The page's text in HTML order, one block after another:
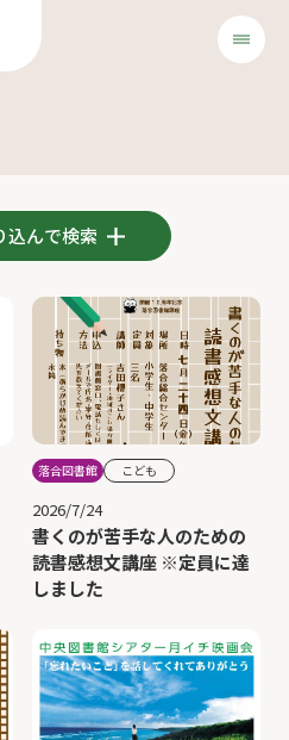
込んで検索
落合図書館 こども
2026/7/24
書くのが苦手な人のための
読書感想文講座 ※定員に達
しました